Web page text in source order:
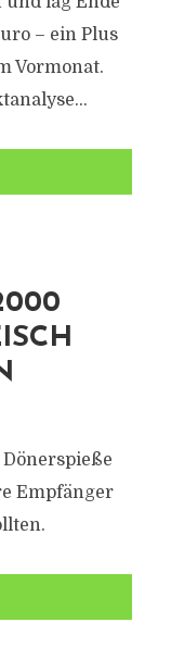
– ein Plus
Vormonat.
Empfänger